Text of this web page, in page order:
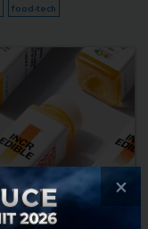
food-tech
×